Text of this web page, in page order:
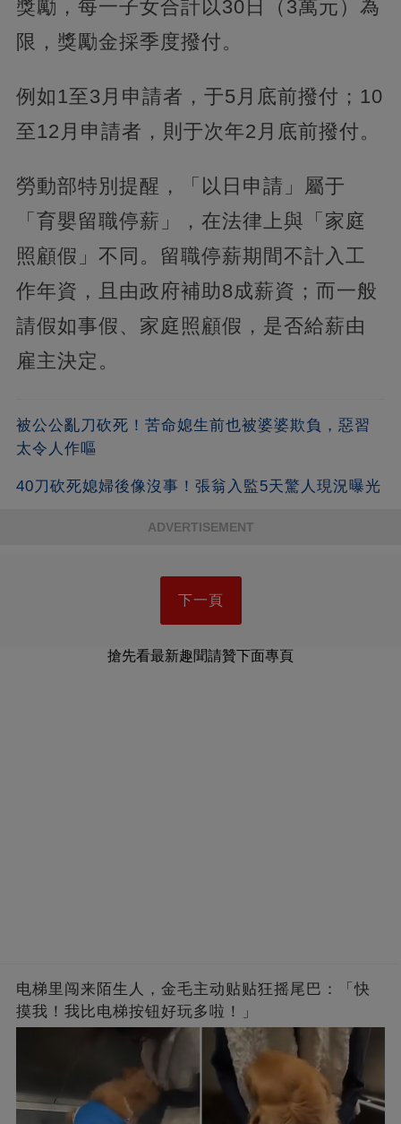
獎勵，每一子女合計以30日（3萬元）為
限，獎勵金採季度撥付。
例如1至3月申請者，于5月底前撥付；10
至12月申請者，則于次年2月底前撥付。
勞動部特別提醒，「以日申請」屬于
「育嬰留職停薪」，在法律上與「家庭
照顧假」不同。留職停薪期間不計入工
作年資，且由政府補助8成薪資；而一般
請假如事假、家庭照顧假，是否給薪由
雇主決定。
被公公亂刀砍死！苦命媳生前也被婆婆欺負，惡習
太令人作嘔
40刀砍死媳婦後像沒事！張翁入監5天驚人現況曝光
ADVERTISEMENT
下一頁
搶先看最新趣聞請贊下面專頁
电梯里闯来陌生人，金毛主动贴贴狂摇尾巴：「快
摸我！我比电梯按钮好玩多啦！」